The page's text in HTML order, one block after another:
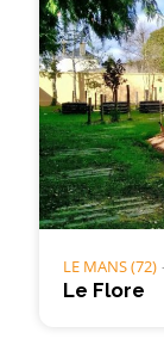
LE MANS (72)
Le Flore